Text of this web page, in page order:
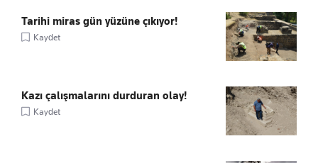
Tarihi miras gün yüzüne çıkıyor!
Kaydet
Kazı çalışmalarını durduran olay!
Kaydet